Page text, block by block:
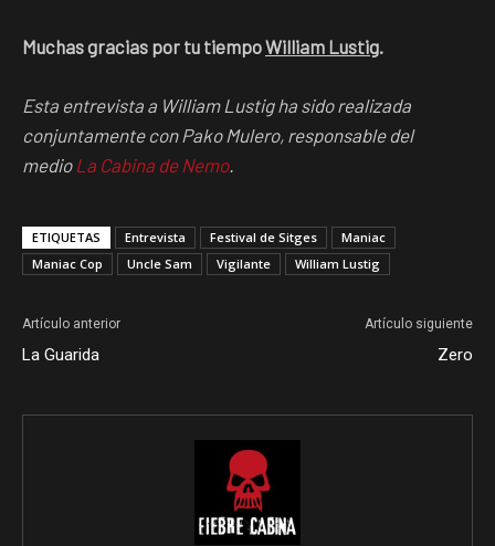
Muchas gracias por tu tiempoWilliam Lustig.
Esta entrevista a William Lustig ha sido realizada
conjuntamente con Pako Mulero, responsable del
medio La Cabina de Nemo.
ETIQUETAS Entrevista Festival de Sitges
Maniac
Maniac Cop
Uncle Sam Vigilante William Lustig
Artículo anterior
La Guarida
Artículo siguiente
Zero